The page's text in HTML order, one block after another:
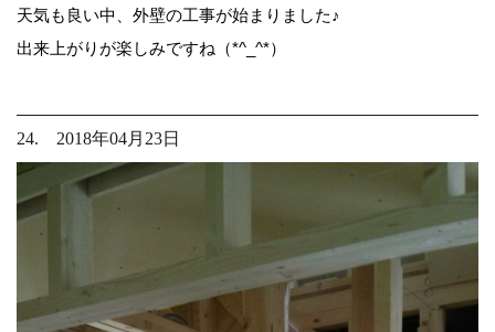
天気も良い中、外壁の工事が始まりました♪
出来上がりが楽しみですね（*^_^*）
24. 2018年04月23日